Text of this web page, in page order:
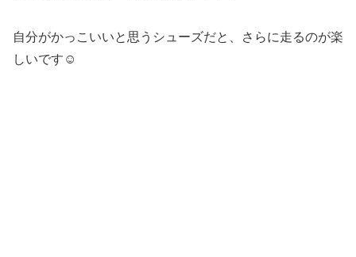
自分がかっこいいと思うシューズだと、さらに走るのが楽
しいです☺️